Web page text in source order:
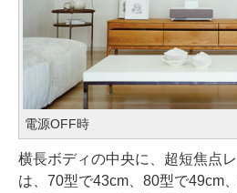
電源OFF時
横長ボディの中央に、超短焦点
は、70型で43cm、80型で49cm